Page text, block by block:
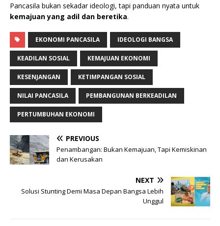
Pancasila bukan sekadar ideologi, tapi panduan nyata untuk
kemajuan yang adil dan beretika.
EKONOMI PANCASILA IDEOLOGI BANGSA
KEADILAN SOSIAL KEMAJUAN EKONOMI
KESENJANGAN KETIMPANGAN SOSIAL
NILAI PANCASILA PEMBANGUNAN BERKEADILAN
PERTUMBUHAN EKONOMI
PREVIOUS
Penambangan: Bukan Kemajuan, Tapi Kemiskinan
dan Kerusakan
NEXT
Solusi Stunting Demi Masa Depan Bangsa Lebih
Unggul